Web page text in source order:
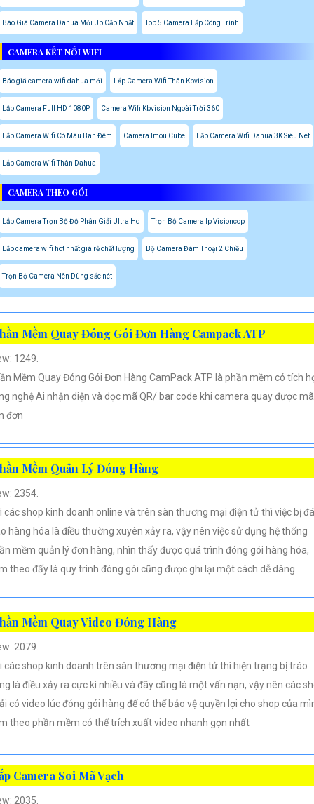
Báo Giá Camera Dahua Mới Up Cập Nhật Top 5 Camera Lắp Công Trình
CAMERA KẾT NỐI WIFI
Báo giá camera wifi dahua mới Lắp Camera Wifi Thân Kbvision
Lắp Camera Full HD 1080P Camera Wifi Kbvision Ngoài Trời 360
Lắp Camera Wifi Có Màu Ban Đêm Camera Imou Cube Lắp Camera Wifi Dahua 3K Siêu Nét
Lắp Camera Wifi Thân Dahua
CAMERA THEO GÓI
Lắp Camera Trọn Bộ Độ Phân Giải Ultra Hd Trọn Bộ Camera Ip Visioncop
Lắp camera wifi hot nhất giá rẻ chất lượng Bộ Camera Đàm Thoại 2 Chiều
Trọn Bộ Camera Nên Dùng sắc nét
Mềm Quay Đóng Gói Đơn Hàng Campack ATP
1249.
Mềm Quay Đóng Gói Đơn Hàng CamPack ATP là phần mềm có tích
nghệ Ai nhận diện và dọc mã QR/ bar code khi camera quay được mã
đơn
Mềm Quản Lý Đóng Hàng
2354.
các shop kinh doanh online và trên sàn thương mại điện tử thì việc bị
hàng hóa là điều thường xuyên xảy ra, vậy nên việc sử dụng hệ thống
mềm quản lý đơn hàng, nhìn thấy được quá trình đóng gói hàng hóa,
theo đấy là quy trình đóng gói cũng được ghi lại một cách dễ dàng
Mềm Quay Video Đóng Hàng
2079.
các shop kinh doanh trên sàn thương mại điện tử thì hiện trạng bị tráo
là điều xảy ra cực kì nhiều và đây cũng là một vấn nạn, vậy nên các
có video lúc đóng gói hàng để có thể bảo vệ quyền lợi cho shop của
theo phần mềm có thể trích xuất video nhanh gọn nhất
Camera Soi Mã Vạch
2035.